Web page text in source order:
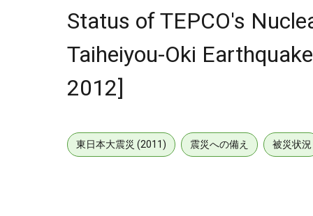
Status of TEPCO's
Taiheiyou-Oki
2012]
東日本大震災 (2011) 震災への備え 被災状況